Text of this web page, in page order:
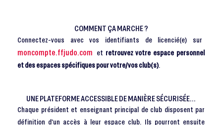
COMMENT ÇA MARCHE ?
Connectez-vous avec vos identifiants de licencié(e) sur
moncompte.ffjudo.com et retrouvez votre espace personnel
et des espaces spécifiques pour votre/vos club(s).
UNE PLATEFORME ACCESSIBLE DE MANIÈRE SÉCURISÉE...
Chaque président et enseignant principal de club disposent par
définition d’un accès à leur espace club. Ils pourront ensuite